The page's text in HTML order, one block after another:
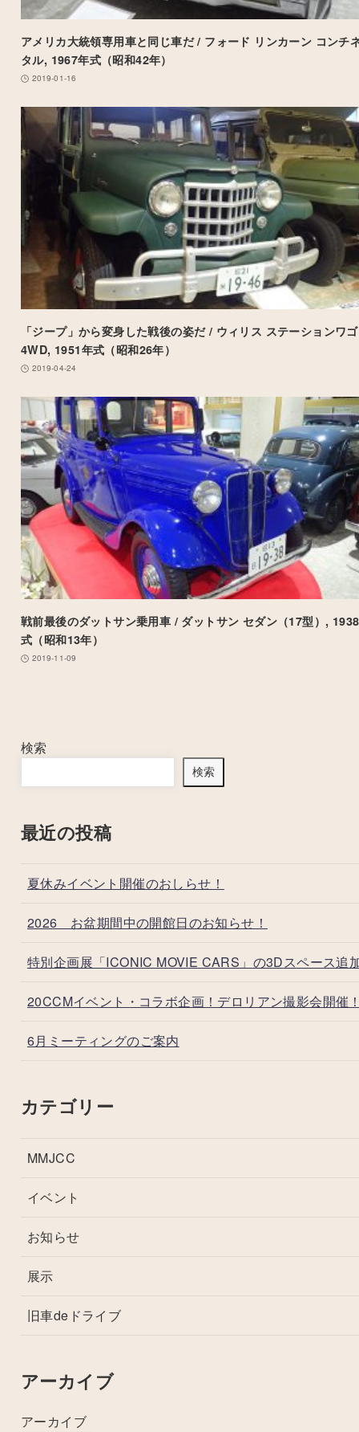
アメリカ大統領専用車と同じ車だ / フォード リンカーン コンチ
タル, 1967年式（昭和42年）
2019-01-16
「ジープ」から変身した戦後の姿だ / ウィリス ステーションワ
4WD, 1951年式（昭和26年）
2019-04-24
戦前最後のダットサン乗用車 / ダットサン セダン（17型）,
式（昭和13年）
2019-11-09
検索
検索
最近の投稿
夏休みイベント開催のおしらせ！
2026 お盆期間中の開館日のお知らせ！
特別企画展「ICONIC MOVIE CARS」の3Dスペース追
20CCMイベント・コラボ企画！デロリアン撮影会開催
6月ミーティングのご案内
カテゴリー
MMJCC
イベント
お知らせ
展示
旧車deドライブ
アーカイブ
アーカイブ